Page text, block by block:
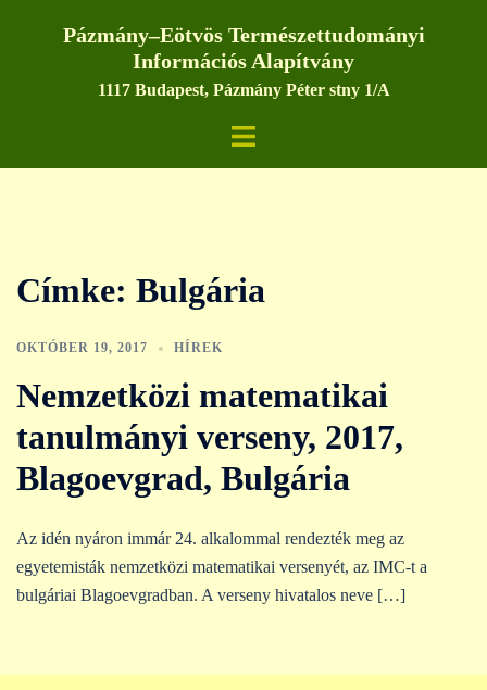
Pázmány–Eötvös Természettudományi
Információs Alapítvány
1117 Budapest, Pázmány Péter stny 1/A
Toggle
Címke: Bulgária
OKTÓBER 19, 2017 HÍREK
Nemzetközi matematikai
tanulmányi verseny, 2017,
Blagoevgrad, Bulgária
Az idén nyáron immár 24. alkalommal rendezték meg az
egyetemisták nemzetközi matematikai versenyét, az IMC-t a
bulgáriai Blagoevgradban. A verseny hivatalos neve […]